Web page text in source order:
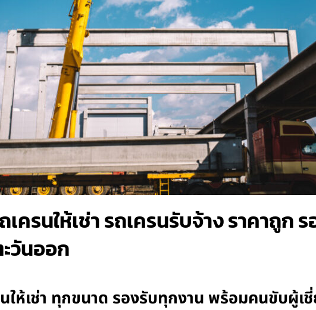
เครนให้เช่า รถเครนรับจ้าง ราคาถูก
วันออก
นให้เช่า ทุกขนาด รองรับทุกงาน พร้อมคนขับผู้เ